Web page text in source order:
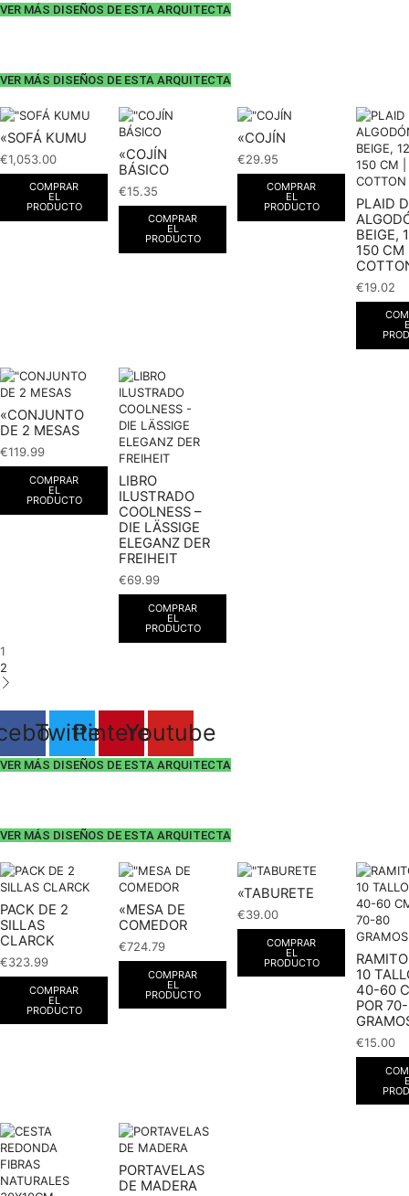
VER MÁS DISEÑOS DE ESTA ARQUITECTA
VER MÁS DISEÑOS DE ESTA ARQUITECTA
«SOFÁ KUMU
€1,053.00
COMPRAR
EL
PRODUCTO
«COJÍN
BÁSICO
€15.35
COMPRAR
EL
PRODUCTO
«COJÍN
€29.95
COMPRAR
EL
PRODUCTO
PLAID
BEIGE,
150 CM
€19.02
«CONJUNTO
DE 2 MESAS
€119.99
COMPRAR
EL
PRODUCTO
LIBRO
ILUSTRADO
COOLNESS –
DIE LÄSSIGE
ELEGANZ DER
FREIHEIT
€69.99
COMPRAR
EL
PRODUCTO
1
2
TwitterPinterestYoutube
VER MÁS DISEÑOS DE ESTA ARQUITECTA
VER MÁS DISEÑOS DE ESTA ARQUITECTA
PACK DE 2
SILLAS
CLARCK
€323.99
COMPRAR
EL
PRODUCTO
«MESA DE
COMEDOR
€724.79
COMPRAR
EL
PRODUCTO
«TABURETE
€39.00
COMPRAR
EL
PRODUCTO
10
40-60
POR
€15.00
PORTAVELAS
DE MADERA